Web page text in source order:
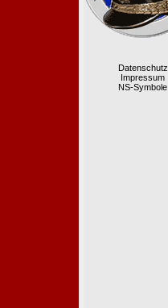
Datenschutz
Impressum
NS-Symbole